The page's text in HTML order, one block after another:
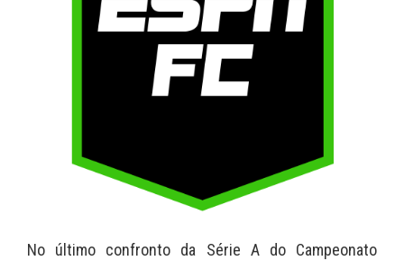
No último confronto da Série A do Campeonato